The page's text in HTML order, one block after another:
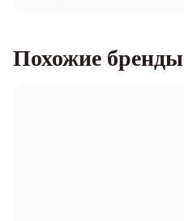
Похожие бренды